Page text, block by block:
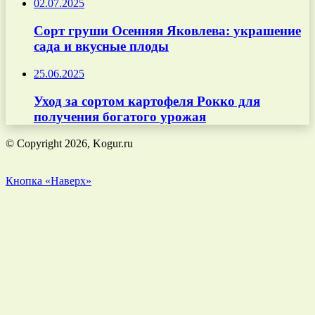
02.07.2025
Сорт груши Осенняя Яковлева: украшение
сада и вкусные плоды
25.06.2025
Уход за сортом картофеля Рокко для
получения богатого урожая
© Copyright 2026, Kogur.ru
Кнопка «Наверх»